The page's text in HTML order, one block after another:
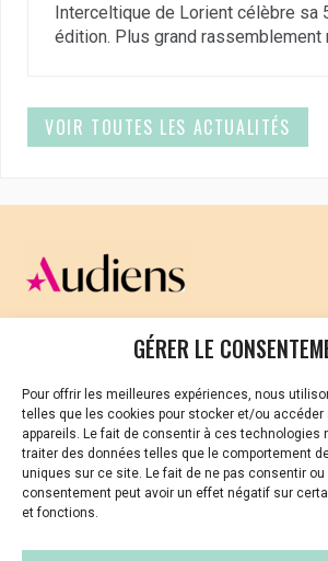
GÉRER LE
Pour offrir les meilleures expériences, nous
telles que les cookies pour stocker et/ou accéder
appareils. Le fait de consentir à ces technologies
traiter des données telles que le comportement
uniques sur ce site. Le fait de ne pas consentir ou
consentement peut avoir un effet négatif sur
et fonctions.
Interceltique de Lorient célèbre sa
édition. Plus grand rassemblement
VOIR TOUTES LES ACTUALITÉS
CELLULE D’ÉCOUTE ET DE SOUTIEN
Vous avez été témoin ou vous êtes
vous êtes référent·es harcèlement en
ou d’informations ?
01 87 20 30 90
violences-sexuelles-